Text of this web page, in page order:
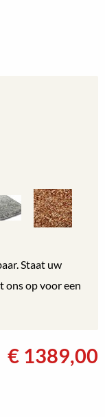
Staat uw
ons op voor een
€ 1389,00